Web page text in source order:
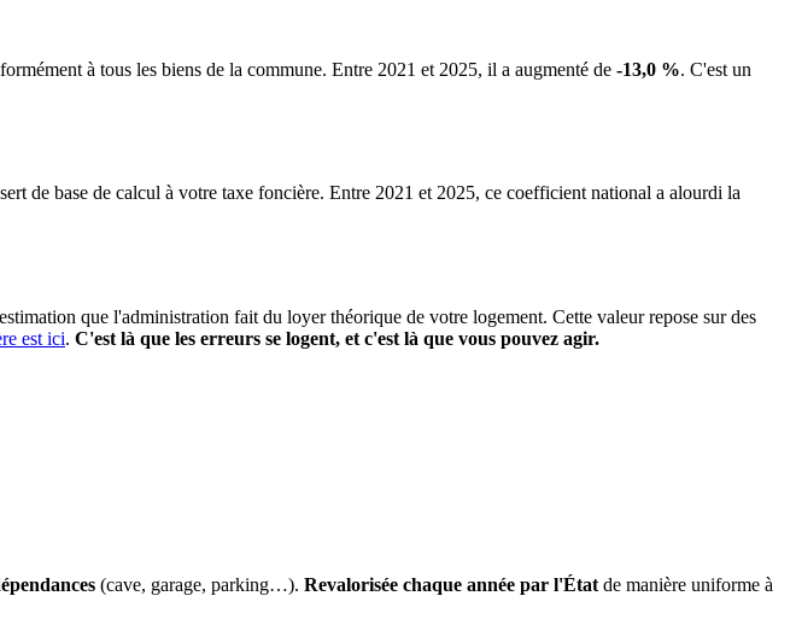
à tous les biens de la commune. Entre 2021 et 2025, il a augmenté de -13,0 %. C'est un
de base de calcul à votre taxe foncière. Entre 2021 et 2025, ce coefficient national a alourdi la
que l'administration fait du loyer théorique de votre logement. Cette valeur repose sur des
est ici. C'est là que les erreurs se logent, et c'est là que vous pouvez agir.
(cave, garage, parking…). Revalorisée chaque année par l'État de manière uniforme à